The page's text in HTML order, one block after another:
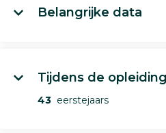
Belangrijke data
Tijdens de opleiding
43 eerstejaars